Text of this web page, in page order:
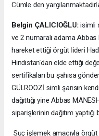
Cümle den
Belgin ÇALICIOĞLU: isimli
ve 2 numaralı adama
hareket ettiği örgüt lideri
Hindistan'dan elde ettiği
sertifikaları bu şahısa
GÜLROOZİ simli şansın
dağıttığı yine Abbas
siparişlerinin dağıtım
Suç işlemek amacıyla